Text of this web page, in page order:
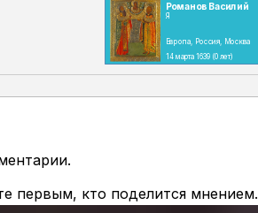
Романов Василий
Я
Европа, Россия, Москва
14 марта 1639 (0 лет)
первым, кто поделится мнением.